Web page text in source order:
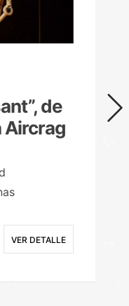
de
Aircrag
VER DETALLE